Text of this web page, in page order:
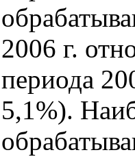
2006 г.
периода
5,1%).